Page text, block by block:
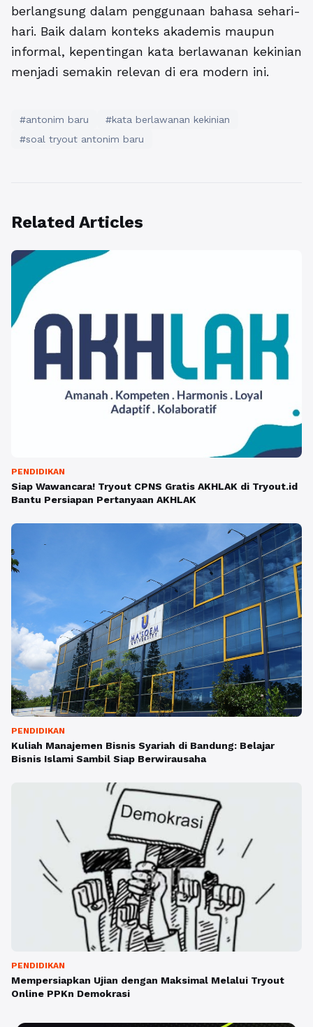
berlangsung dalam penggunaan bahasa sehari-
hari. Baik dalam konteks akademis maupun
informal, kepentingan kata berlawanan kekinian
menjadi semakin relevan di era modern ini.
#antonim baru
#kata berlawanan kekinian
#soal tryout antonim baru
Related Articles
PENDIDIKAN
Siap Wawancara! Tryout CPNS Gratis AKHLAK di Tryout.id
Bantu Persiapan Pertanyaan AKHLAK
PENDIDIKAN
Kuliah Manajemen Bisnis Syariah di Bandung: Belajar
Bisnis Islami Sambil Siap Berwirausaha
PENDIDIKAN
Mempersiapkan Ujian dengan Maksimal Melalui Tryout
Online PPKn Demokrasi